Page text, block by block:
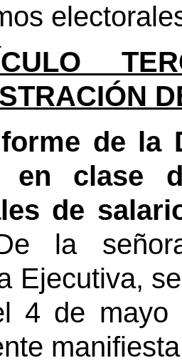
de la
en clase
de
la
Ejecutiva,
4 de mayo